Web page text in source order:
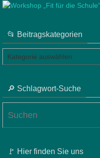
📂 Beitragskategorien
📂
Beitragskategorien
🔎 Schlagwort-Suche
🚩 Hier finden Sie uns